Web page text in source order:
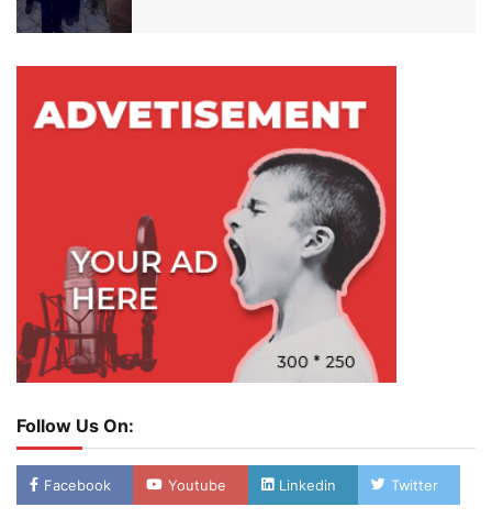
Follow Us On:
Facebook Youtube Linkedin Twitter